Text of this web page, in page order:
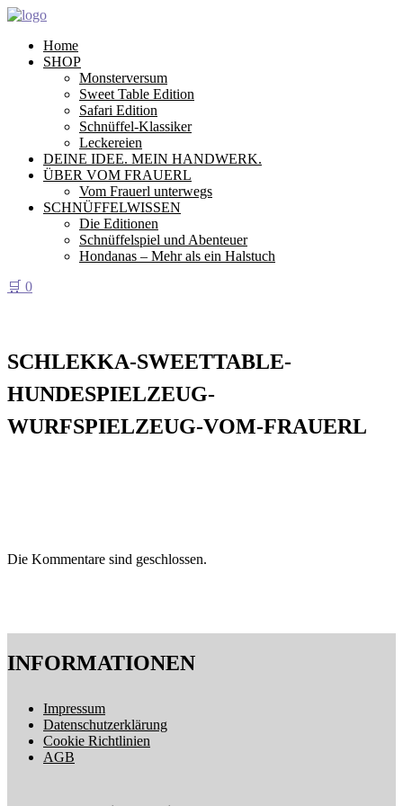
Home
SHOP
Monsterversum
Sweet Table Edition
Safari Edition
Schnüffel-Klassiker
Leckereien
DEINE IDEE. MEIN HANDWERK.
ÜBER VOM FRAUERL
Vom Frauerl unterwegs
SCHNÜFFELWISSEN
Die Editionen
Schnüffelspiel und Abenteuer
Hondanas – Mehr als ein Halstuch
🛒 0
SCHLEKKA-SWEETTABLE-
HUNDESPIELZEUG-
WURFSPIELZEUG-VOM-FRAUERL
Die Kommentare sind geschlossen.
INFORMATIONEN
Impressum
Datenschutzerklärung
Cookie Richtlinien
AGB